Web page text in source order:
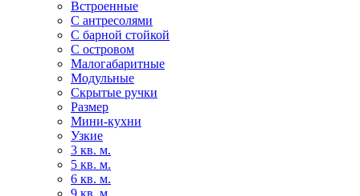
Встроенные
С антресолями
С барной стойкой
С островом
Малогабаритные
Модульные
Скрытые ручки
Размер
Мини-кухни
Узкие
3 кв. м.
5 кв. м.
6 кв. м.
9 кв. м.